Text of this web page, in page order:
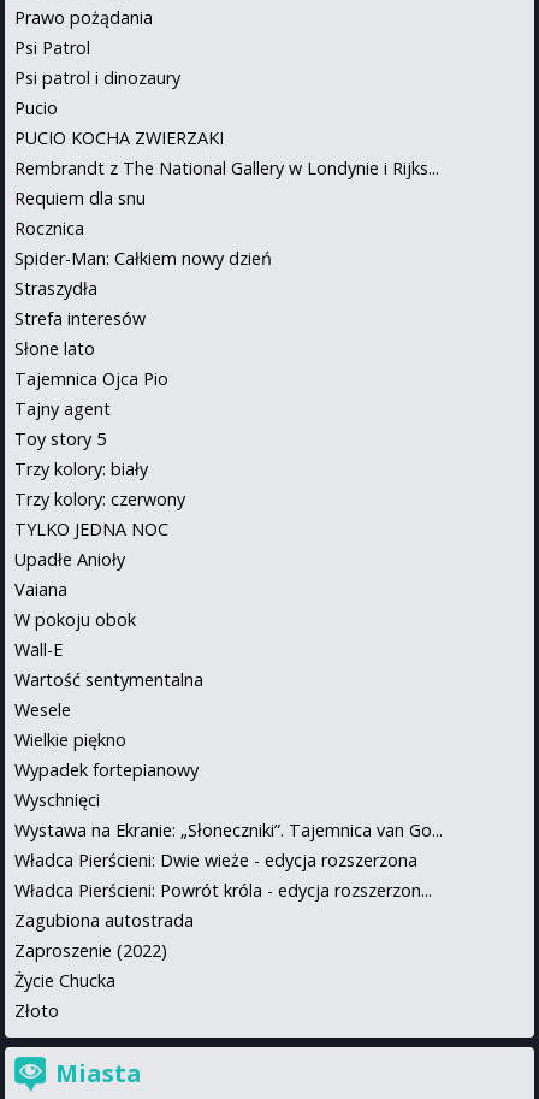
Prawo pożądania
Psi Patrol
Psi patrol i dinozaury
Pucio
PUCIO KOCHA ZWIERZAKI
Rembrandt z The National Gallery w Londynie i Rijks...
Requiem dla snu
Rocznica
Spider-Man: Całkiem nowy dzień
Straszydła
Strefa interesów
Słone lato
Tajemnica Ojca Pio
Tajny agent
Toy story 5
Trzy kolory: biały
Trzy kolory: czerwony
TYLKO JEDNA NOC
Upadłe Anioły
Vaiana
W pokoju obok
Wall-E
Wartość sentymentalna
Wesele
Wielkie piękno
Wypadek fortepianowy
Wyschnięci
Wystawa na Ekranie: „Słoneczniki”. Tajemnica van Go...
Władca Pierścieni: Dwie wieże - edycja rozszerzona
Władca Pierścieni: Powrót króla - edycja rozszerzon...
Zagubiona autostrada
Zaproszenie (2022)
Życie Chucka
Złoto
Miasta